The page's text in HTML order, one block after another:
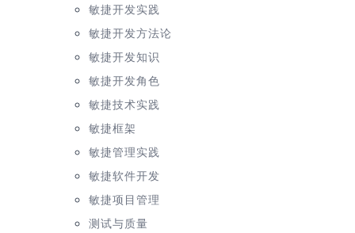
敏捷开发实践
敏捷开发方法论
敏捷开发知识
敏捷开发角色
敏捷技术实践
敏捷框架
敏捷管理实践
敏捷软件开发
敏捷项目管理
测试与质量